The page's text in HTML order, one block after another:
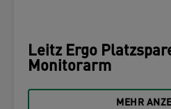
Leitz Ergo
Monitorarm
MEHR